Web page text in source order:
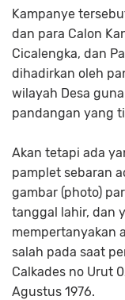
Kampanye
dan para Calon
Cicalengka, dan
dihadirkan oleh
wilayah Desa
pandangan yang
Akan tetapi ada
pamplet sebaran
gambar (photo)
tanggal lahir, dan
mempertanyakan
salah pada saat
Calkades no Urut
Agustus 1976.